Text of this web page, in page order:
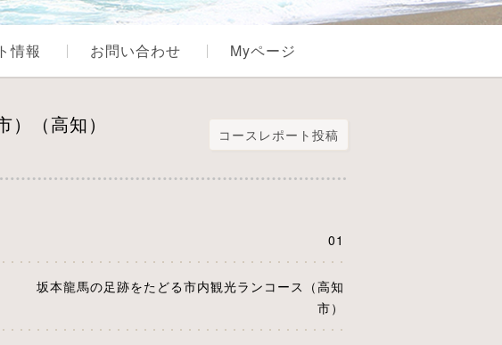
情報 お問い合わせ Myページ
（高知）
コースレポート投稿
01
坂本龍馬の足跡をたどる市内観光ランコース（高知
市）